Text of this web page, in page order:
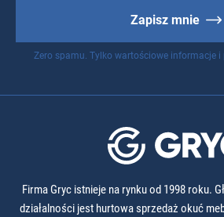
Zapisz mnie
Zero spamu. Tylko wartościowe informacje i
Firma Gryc istnieje na rynku od 1998 roku.
działalności jest hurtowa sprzedaż okuć